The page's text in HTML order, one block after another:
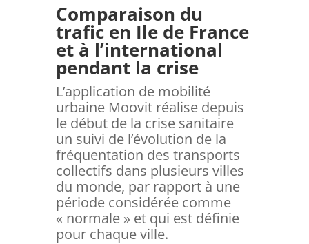
Comparaison du
trafic en Ile de France
et à l’international
pendant la crise
L’application de mobilité
urbaine Moovit réalise depuis
le début de la crise sanitaire
un suivi de l’évolution de la
fréquentation des transports
collectifs dans plusieurs villes
du monde, par rapport à une
période considérée comme
« normale » et qui est définie
pour chaque ville.